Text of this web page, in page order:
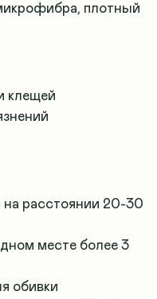
плотный
клещей
на расстоянии 20-30
месте более 3
обивки